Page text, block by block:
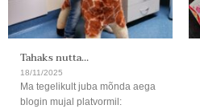
Tahaks nutta…
18/11/2025
Ma tegelikult juba mõnda aega
blogin mujal platvormil: